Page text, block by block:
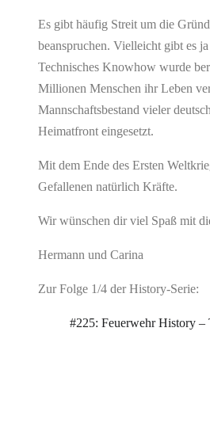
Es gibt häufig Streit um die
beanspruchen. Vielleicht gibt es
Technisches Knowhow wurde
Millionen Menschen ihr Leben
Mannschaftsbestand vieler
Heimatfront eingesetzt.
Mit dem Ende des Ersten
Gefallenen natürlich Kräfte.
Wir wünschen dir viel Spaß mit
Hermann und Carina
Zur Folge 1/4 der History-Serie:
#225: Feuerwehr History –